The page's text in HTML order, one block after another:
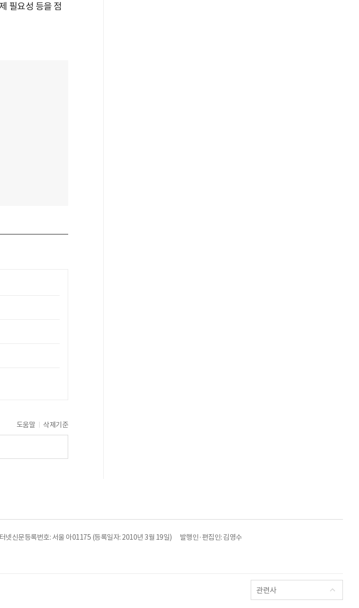
필요성 등을 점
도움말 삭제기준
넷신문등록번호: 서울 아01175 (등록일자: 2010년 3월 19일)
발행인·편집인: 김영수
관련사